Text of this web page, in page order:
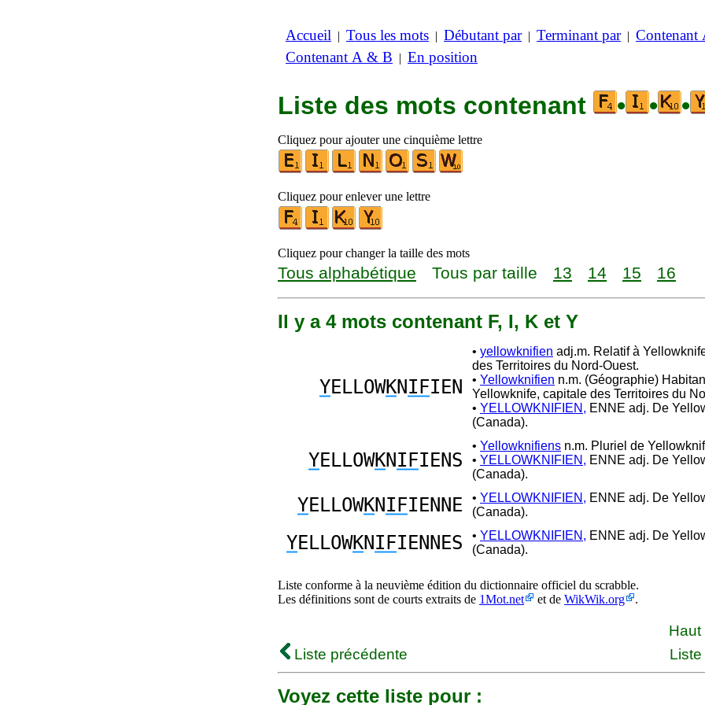
Accueil | Tous les mots | Débutant par| Terminant par| Contenant
Contenant A & B | En position
Liste des mots contenant • • •
Cliquez pour ajouter une cinquième lettre
Cliquez pour enlever une lettre
Cliquez pour changer la taille des mots
Tous alphabétique Tous par taille 13 14 15 16
Il y a 4 mots contenant F, I, K et Y
YELLOWKNIFIEN
• yellowknifien adj.m. Relatif à
des Territoires du Nord-Ouest.
• Yellowknifien n.m. (Géographie)
Yellowknife, capitale des Territoires du
• YELLOWKNIFIEN, ENNE adj. De
(Canada).
YELLOWKNIFIENS
• Yellowknifiens n.m. Pluriel de
• YELLOWKNIFIEN, ENNE adj. De
(Canada).
YELLOWKNIFIENNE • YELLOWKNIFIEN, ENNE adj. De
(Canada).
YELLOWKNIFIENNES • YELLOWKNIFIEN, ENNE adj. De
(Canada).
Liste conforme à la neuvième édition du dictionnaire officiel du scrabble.
Les définitions sont de courts extraits de 1Mot.net et de WikWik.org .
Haut
Liste précédente
Voyez cette liste pour :